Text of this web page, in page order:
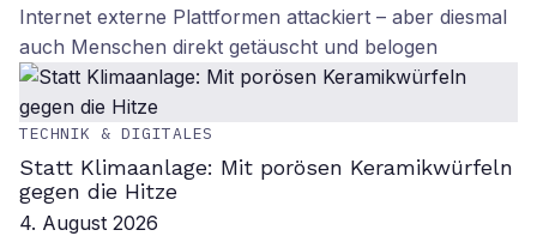
Internet externe Plattformen attackiert – aber diesmal
auch Menschen direkt getäuscht und belogen
TECHNIK & DIGITALES
Statt Klimaanlage: Mit porösen Keramikwürfeln
gegen die Hitze
4. August 2026